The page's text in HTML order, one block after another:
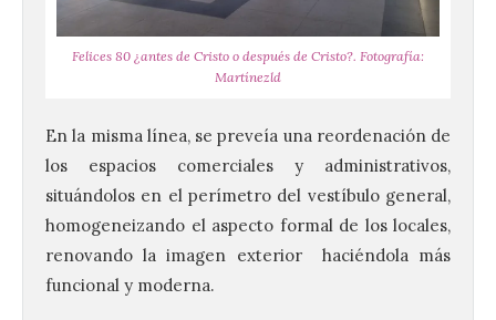
Felices 80 ¿antes de Cristo o después de Cristo?. Fotografía:
Martínezld
En la misma línea, se preveía una reordenación de
los espacios comerciales y administrativos,
situándolos en el perímetro del vestíbulo general,
homogeneizando el aspecto formal de los locales,
renovando la imagen exterior haciéndola más
funcional y moderna.